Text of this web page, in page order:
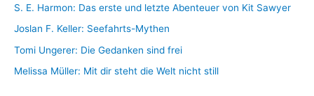
S. E. Harmon: Das erste und letzte Abenteuer von Kit Sawyer
Joslan F. Keller: Seefahrts-Mythen
Tomi Ungerer: Die Gedanken sind frei
Melissa Müller: Mit dir steht die Welt nicht still